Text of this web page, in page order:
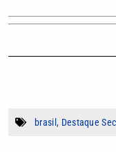
brasil , Destaque